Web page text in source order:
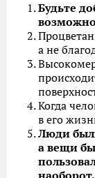
Будьте
возможно
а не
Когда
в его
Люди
а вещи
наоборот.